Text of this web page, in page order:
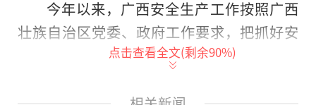
今年以来，广西安全生产工作按照广西
壮族自治区党委、政府工作要求，把抓好安
全风险防范作为重要政治任务，强化责任意
点击查看全文(剩余90%)